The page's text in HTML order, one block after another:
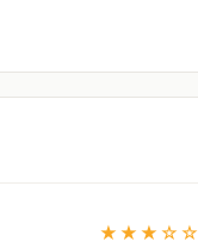
★★★☆☆